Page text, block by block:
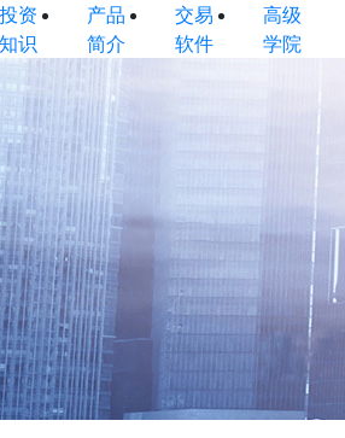
投资
知识
产品
简介
交易
软件
高级
学院